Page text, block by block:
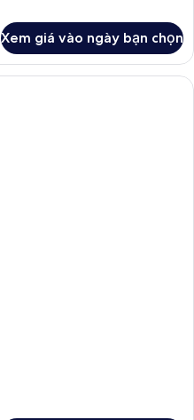
Xem giá vào ngày bạn chọn